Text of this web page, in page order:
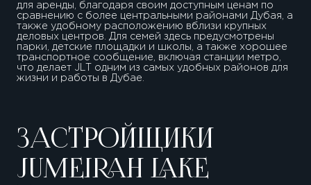
для аренды, благодаря своим доступным ценам по
сравнению с более центральными районами Дубая, а
также удобному расположению вблизи крупных
деловых центров. Для семей здесь предусмотрены
парки, детские площадки и школы, а также хорошее
транспортное сообщение, включая станции метро,
что делает JLT одним из самых удобных районов для
жизни и работы в Дубае.
ЗАСТРОЙЩИКИ
JUMEIRAH LAKE